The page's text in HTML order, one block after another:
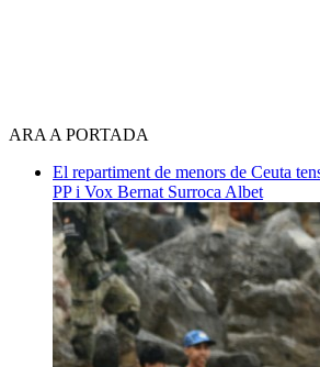
ARA A PORTADA
El repartiment de menors de Ceuta
PP i Vox Bernat Surroca Albet